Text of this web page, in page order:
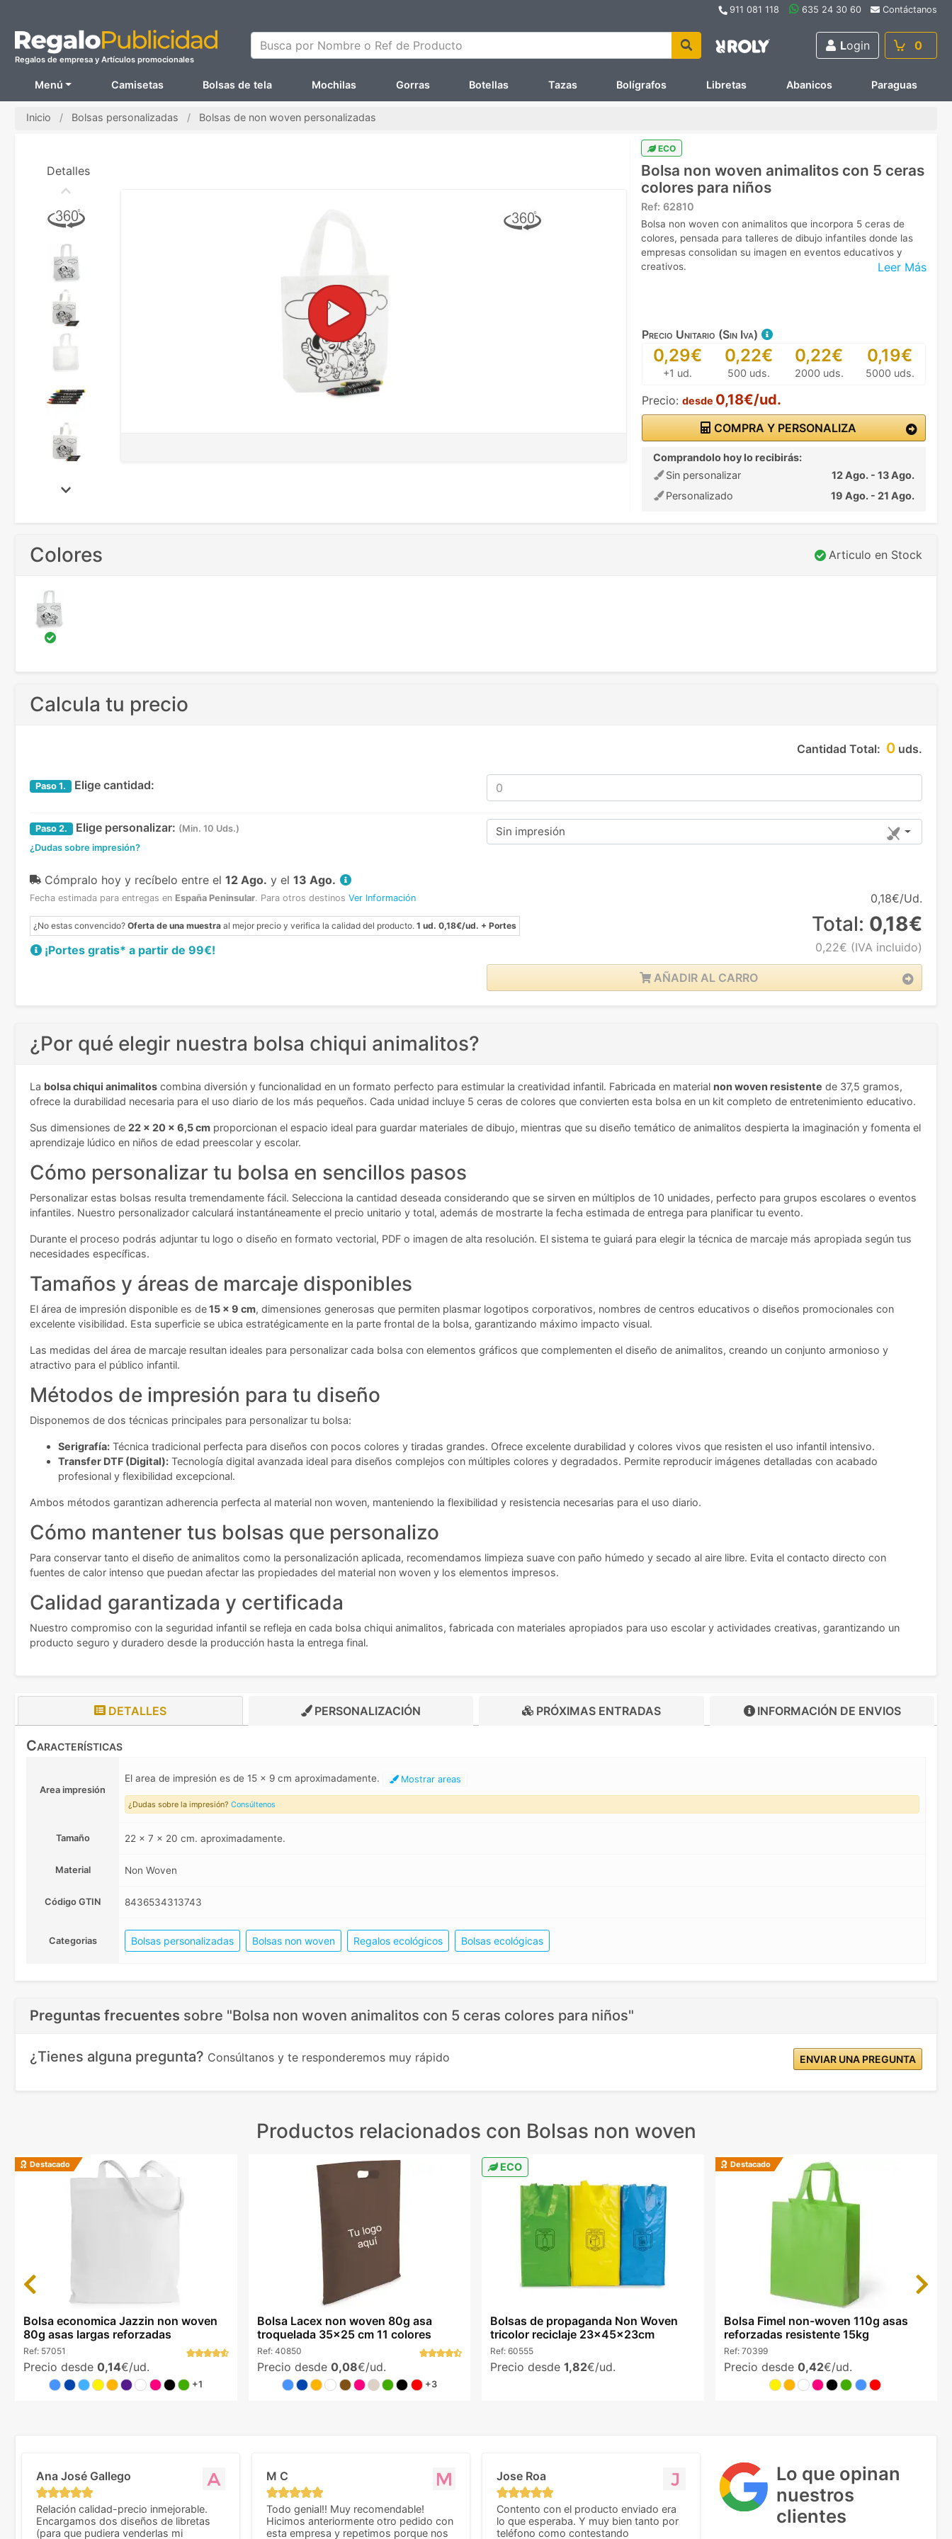
911 081 118 635 24 30 60 Contáctanos
Regalos de empresa y Artículos promocionales
Busca por Nombre o Ref de Producto Login 0
Menú Camisetas Bolsas de tela Mochilas Gorras Botellas Tazas Bolígrafos Libretas Abanicos Paraguas
Inicio Bolsas personalizadas Bolsas de non woven personalizadas
ECO
Bolsa non woven animalitos con 5 ceras
colores para niños
Ref: 62810
Leer Más
Bolsa non woven con animalitos que incorpora 5 ceras de
colores, pensada para talleres de dibujo infantiles donde las
empresas consolidan su imagen en eventos educativos y
creativos.
Precio Unitario (Sin Iva)
0,29€
+1 ud.
0,22€
500 uds.
0,22€
2000 uds.
0,19€
5000 uds.
Precio: desde 0,18€/ud.
COMPRA Y PERSONALIZA
Comprandolo hoy lo recibirás:
Sin personalizar
12 Ago. - 13 Ago.
Personalizado
19 Ago. - 21 Ago.
Detalles
Colores Articulo en Stock
Calcula tu precio
Cantidad Total: 0 uds.
Paso 1. Elige cantidad:
Paso 2. Elige personalizar: (Min. 10 Uds.)
¿Dudas sobre impresión?
Sin impresión
Cómpralo hoy y recíbelo entre el 12 Ago. y el 13 Ago.
Fecha estimada para entregas en España Peninsular. Para otros destinos Ver Información
¿No estas convencido? Oferta de una muestra al mejor precio y verifica la calidad del producto. 1 ud. 0,18€/ud. + Portes
¡Portes gratis* a partir de 99€!
0,18€/Ud.
Total: 0,18€
0,22€ (IVA incluido)
AÑADIR AL CARRO
¿Por qué elegir nuestra bolsa chiqui animalitos?
La bolsa chiqui animalitos combina diversión y funcionalidad en un formato perfecto para estimular la creatividad infantil. Fabricada en material non woven resistente de 37,5 gramos,
ofrece la durabilidad necesaria para el uso diario de los más pequeños. Cada unidad incluye 5 ceras de colores que convierten esta bolsa en un kit completo de entretenimiento educativo.
Sus dimensiones de 22 x 20 x 6,5 cm proporcionan el espacio ideal para guardar materiales de dibujo, mientras que su diseño temático de animalitos despierta la imaginación y fomenta el
aprendizaje lúdico en niños de edad preescolar y escolar.
Cómo personalizar tu bolsa en sencillos pasos
Personalizar estas bolsas resulta tremendamente fácil. Selecciona la cantidad deseada considerando que se sirven en múltiplos de 10 unidades, perfecto para grupos escolares o eventos
infantiles. Nuestro personalizador calculará instantáneamente el precio unitario y total, además de mostrarte la fecha estimada de entrega para planificar tu evento.
Durante el proceso podrás adjuntar tu logo o diseño en formato vectorial, PDF o imagen de alta resolución. El sistema te guiará para elegir la técnica de marcaje más apropiada según tus
necesidades específicas.
Tamaños y áreas de marcaje disponibles
El área de impresión disponible es de15 x 9 cm, dimensiones generosas que permiten plasmar logotipos corporativos, nombres de centros educativos o diseños promocionales con
excelente visibilidad. Esta superficie se ubica estratégicamente en la parte frontal de la bolsa, garantizando máximo impacto visual.
Las medidas del área de marcaje resultan ideales para personalizar cada bolsa con elementos gráficos que complementen el diseño de animalitos, creando un conjunto armonioso y
atractivo para el público infantil.
Métodos de impresión para tu diseño
Disponemos de dos técnicas principales para personalizar tu bolsa:
Serigrafía: Técnica tradicional perfecta para diseños con pocos colores y tiradas grandes. Ofrece excelente durabilidad y colores vivos que resisten el uso infantil intensivo.
Transfer DTF (Digital): Tecnología digital avanzada ideal para diseños complejos con múltiples colores y degradados. Permite reproducir imágenes detalladas con acabado
profesional y flexibilidad excepcional.
Ambos métodos garantizan adherencia perfecta al material non woven, manteniendo la flexibilidad y resistencia necesarias para el uso diario.
Cómo mantener tus bolsas que personalizo
Para conservar tanto el diseño de animalitos como la personalización aplicada, recomendamos limpieza suave con paño húmedo y secado al aire libre. Evita el contacto directo con
fuentes de calor intenso que puedan afectar las propiedades del material non woven y los elementos impresos.
Calidad garantizada y certificada
Nuestro compromiso con la seguridad infantil se refleja en cada bolsa chiqui animalitos, fabricada con materiales apropiados para uso escolar y actividades creativas, garantizando un
producto seguro y duradero desde la producción hasta la entrega final.
DETALLES PERSONALIZACIÓN PRÓXIMAS ENTRADAS INFORMACIÓN DE ENVIOS
Características
Area impresión
El area de impresión es de 15 x 9 cm aproximadamente. Mostrar areas
¿Dudas sobre la impresión? Consúltenos
Tamaño 22 x 7 x 20 cm. aproximadamente.
Material Non Woven
Código GTIN 8436534313743
Categorias Bolsas personalizadas Bolsas non woven Regalos ecológicos Bolsas ecológicas
Preguntas frecuentes sobre "Bolsa non woven animalitos con 5 ceras colores para niños"
¿Tienes alguna pregunta? Consúltanos y te responderemos muy rápido ENVIAR UNA PREGUNTA
Productos relacionados con Bolsas non woven
Destacado
Bolsa economica Jazzin non woven
80g asas largas reforzadas
Ref: 57051
Precio desde 0,14€/ud.
+1
Bolsa Lacex non woven 80g asa
troquelada 35x25 cm 11 colores
Ref: 40850
Precio desde 0,08€/ud.
+3
ECO
Bolsas de propaganda Non Woven
tricolor reciclaje 23x45x23cm
Ref: 60555
Precio desde 1,82€/ud.
Destacado
Bolsa Fimel non-woven 110g asas
reforzadas resistente 15kg
Ref: 70399
Precio desde 0,42€/ud.
Previous Next
Lo que opinan
nuestros
clientes
Ana José Gallego
Relación calidad-precio inmejorable.
Encargamos dos diseños de libretas
(para que pudiera venderlas mi
M C
Todo genial!! Muy recomendable!
Hicimos anteriormente otro pedido con
esta empresa y repetimos porque nos
Jose Roa
Contento con el producto enviado era
lo que esperaba. Y muy bien tanto por
teléfono como contestando